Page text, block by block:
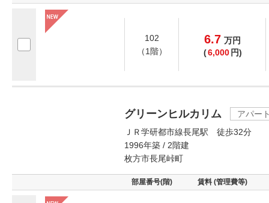
102
（1階）
6.7 万円
(6,000 円)
グリーンヒルカリム
アパー
ＪＲ学研都市線長尾駅 徒歩32分
1996年築 / 2階建
枚方市長尾峠町
部屋番号(階) 賃料 (管理費等)